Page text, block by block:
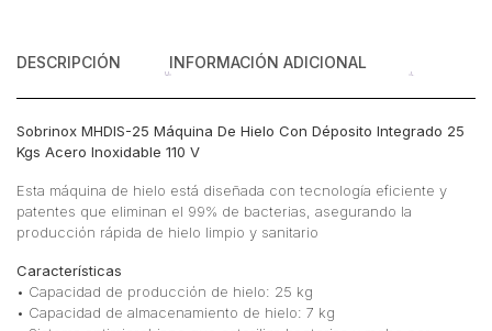
DESCRIPCIÓN INFORMACIÓN ADICIONAL
Sobrinox MHDIS-25 Máquina De Hielo Con Déposito Integrado 25
Kgs Acero Inoxidable 110 V
Esta máquina de hielo está diseñada con tecnología eficiente y
patentes que eliminan el 99% de bacterias, asegurando la
producción rápida de hielo limpio y sanitario
Características
• Capacidad de producción de hielo: 25 kg
• Capacidad de almacenamiento de hielo: 7 kg